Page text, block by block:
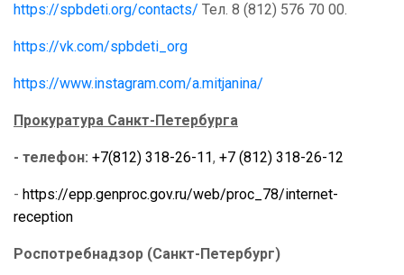
https://spbdeti.org/contacts/ Тел. 8 (812) 576 70 00.
https://vk.com/spbdeti_org
https://www.instagram.com/a.mitjanina/
Прокуратура Санкт-Петербурга
- телефон: +7(812) 318-26-11, +7 (812) 318-26-12
- https://epp.genproc.gov.ru/web/proc_78/internet-
reception
Роспотребнадзор (Санкт-Петербург)